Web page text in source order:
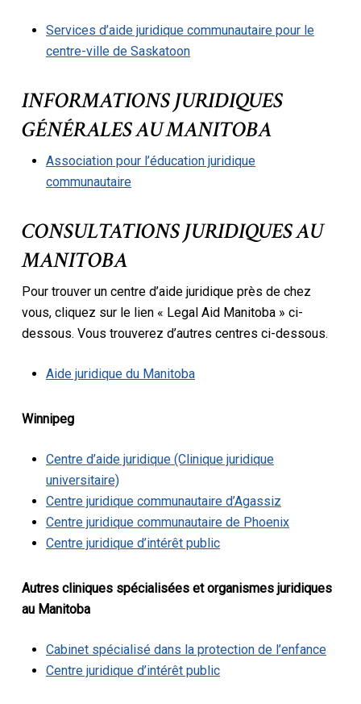
Services d’aide juridique communautaire pour le
centre-ville de Saskatoon
INFORMATIONS JURIDIQUES
GÉNÉRALES AU MANITOBA
Association pour l’éducation juridique
communautaire
CONSULTATIONS JURIDIQUES AU
MANITOBA
Pour trouver un centre d’aide juridique près de chez
vous, cliquez sur le lien « Legal Aid Manitoba » ci-
dessous. Vous trouverez d’autres centres ci-dessous.
Aide juridique du Manitoba
Winnipeg
Centre d’aide juridique (Clinique juridique
universitaire)
Centre juridique communautaire d’Agassiz
Centre juridique communautaire de Phoenix
Centre juridique d’intérêt public
Autres cliniques spécialisées et organismes juridiques
au Manitoba
Cabinet spécialisé dans la protection de l’enfance
Centre juridique d’intérêt public